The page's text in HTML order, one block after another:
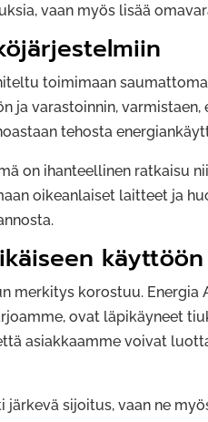
vaan myös lisää
toimimaan
ja varastoinnin,
tehosta
on ihanteellinen ratkaisu
oikeanlaiset laitteet ja
käyttöön
merkitys korostuu.
ovat läpikäyneet
asiakkaamme voivat
sijoitus, vaan ne